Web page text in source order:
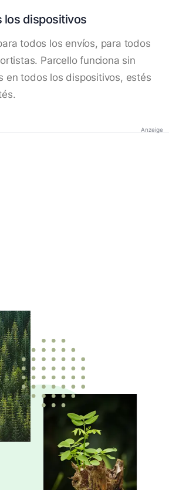
los dispositivos
todos los envíos, para todos
Parcello funciona sin
en todos los dispositivos, estés
Anzeige